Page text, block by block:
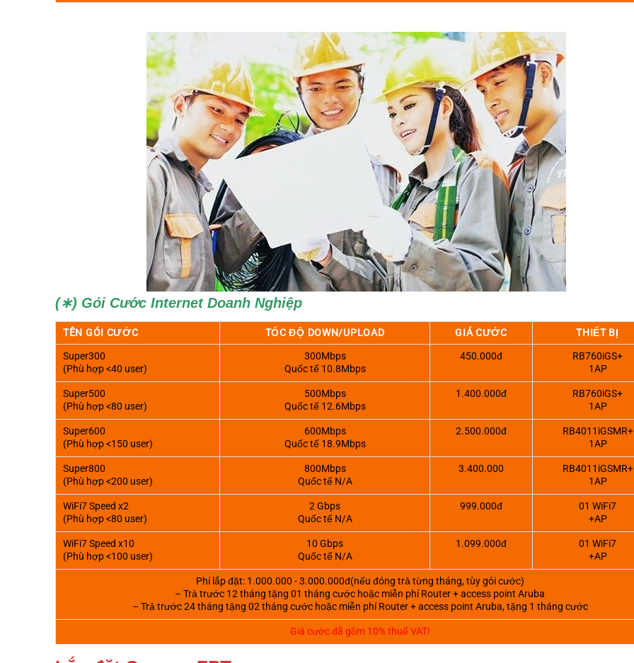
(∗) Gói Cước Internet Doanh Nghiệp
TÊN GÓI CƯỚC TỐC ĐỘ DOWN/UPLOAD GIÁ CƯỚC
THIẾT BỊ
Super300
(Phù hợp <40 user)
300Mbps
Quốc tế 10.8Mbps
450.000đ
RB760iGS+
1AP
Super500
(Phù hợp <80 user)
500Mbps
Quốc tế 12.6Mbps
1.400.000đ
RB760iGS+
1AP
Super600
(Phù hợp <150 user)
600Mbps
Quốc tế 18.9Mbps
2.500.000đ
RB4011iGSMR+
1AP
Super800
(Phù hợp <200 user)
800Mbps
Quốc tế N/A
3.400.000
RB4011iGSMR+
1AP
WiFi7 Speed x2
(Phù hợp <80 user)
2 Gbps
Quốc tế N/A
999.000đ
01 WiFi7
+AP
WiFi7 Speed x10
(Phù hợp <100 user)
10 Gbps
Quốc tế N/A
1.099.000đ
01 WiFi7
+AP
Phí lắp đặt: 1.000.000 - 3.000.000đ(nếu đóng trả từng tháng, tùy gói cước)
– Trả trước 12 tháng tặng 01 tháng cước hoặc miễn phí Router + access point Aruba
– Trả trước 24 tháng tặng 02 tháng cước hoặc miễn phí Router + access point Aruba, tặng 1 tháng cước
Giá cước đã gồm 10% thuế VAT!